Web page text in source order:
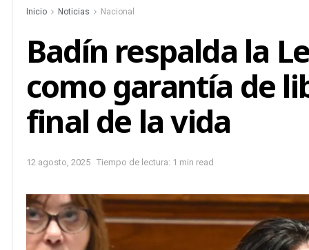
Inicio Noticias Nacional
Badín respalda la
como garantía de
final de la vida
12 agosto, 2025 Tiempo de lectura: 1 min read